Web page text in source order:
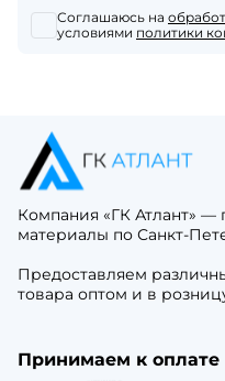
Соглашаюсь на
условиями политики
Компания «ГК Атлант» —
материалы по Санкт-
Предоставляем
товара оптом и в
Принимаем к оплате